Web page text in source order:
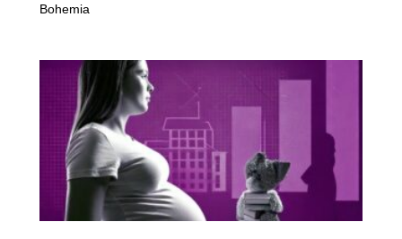
Bohemia